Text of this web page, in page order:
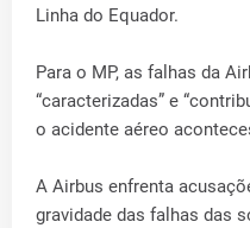
Linha do Equador.
Para o MP, as falhas da
“caracterizadas” e
o acidente aéreo
A Airbus enfrenta
gravidade das falhas das